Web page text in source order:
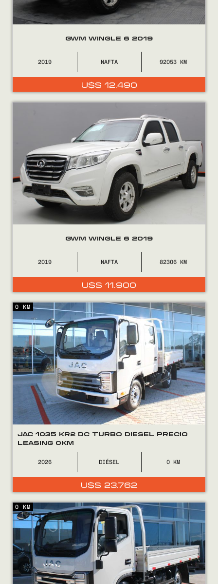
GWM WINGLE 6 2019
2019 NAFTA 92053
U$S 12.490
GWM WINGLE 6 2019
2019 NAFTA 82306
U$S 11.900
JAC 1035 KR2 DC TURBO DIESEL PRECIO
LEASING 0KM
2026 DIÉSEL 0
U$S 23.762
0 KM
0 KM